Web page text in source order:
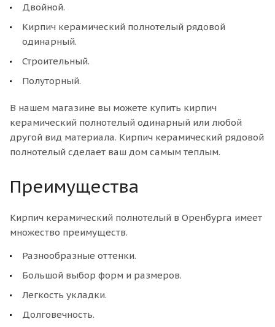
Двойной.
Кирпич керамический полнотелый рядовой
одинарный.
Строительный.
Полуторный.
В нашем магазине вы можете купить кирпич
керамический полнотелый одинарный или любой
другой вид материала. Кирпич керамический рядовой
полнотелый сделает ваш дом самым теплым.
Преимущества
Кирпич керамический полнотелый в Оренбурга имеет
множество преимуществ.
Разнообразные оттенки.
Большой выбор форм и размеров.
Легкость укладки.
Долговечность.